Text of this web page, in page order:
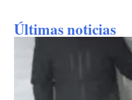
Últimas noticias